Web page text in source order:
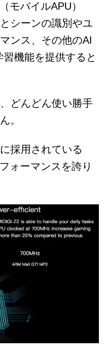
モバイルAPU）
シーンの識別やユ
ンス、その他のAI
機能を提供すると
どんどん使い勝手
。
採用されている
ォーマンスを誇り